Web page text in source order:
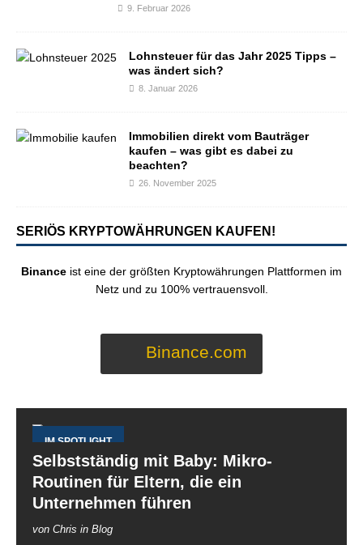
9. Februar 2026
Lohnsteuer für das Jahr 2025 Tipps –
was ändert sich?
8. Januar 2026
Immobilien direkt vom Bauträger
kaufen – was gibt es dabei zu
beachten?
26. November 2025
SERIÖS KRYPTOWÄHRUNGEN KAUFEN!
Binance ist eine der größten Kryptowährungen Plattformen im
Netz und zu 100% vertrauensvoll.
Binance.com
IM SPOTLIGHT
Selbstständig mit Baby: Mikro-
Routinen für Eltern, die ein
Unternehmen führen
von Chris in Blog